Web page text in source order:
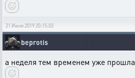
21 Июля 2019 20:15:03
beprotis
а неделя тем временем уже прошла